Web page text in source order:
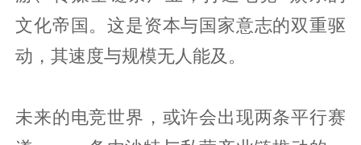
文化帝国。这是资本与国家意志的双重驱
动，其速度与规模无人能及。
未来的电竞世界，或许会出现两条平行赛